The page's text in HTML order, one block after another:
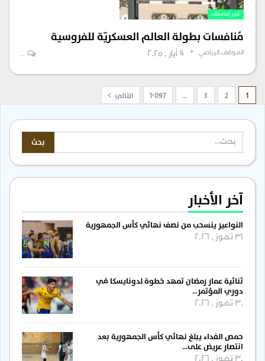
غير مصنف
مُنافسات بطولة العالم العسكريّة للفروسية
الموقف الرياضي 0
1٬097 التالي
آخر الأخبار
النواعير ينسحب من نصف نهائي كأس الجمهورية
31 تموز , 2026
ثنائية عمار رمضان تمهد خطوة لدونايسكا في
دوري المؤتمر…
30 تموز , 2026
حمص الفداء يبلغ نهائي كأس الجمهورية بعد
انتصار عريض على…